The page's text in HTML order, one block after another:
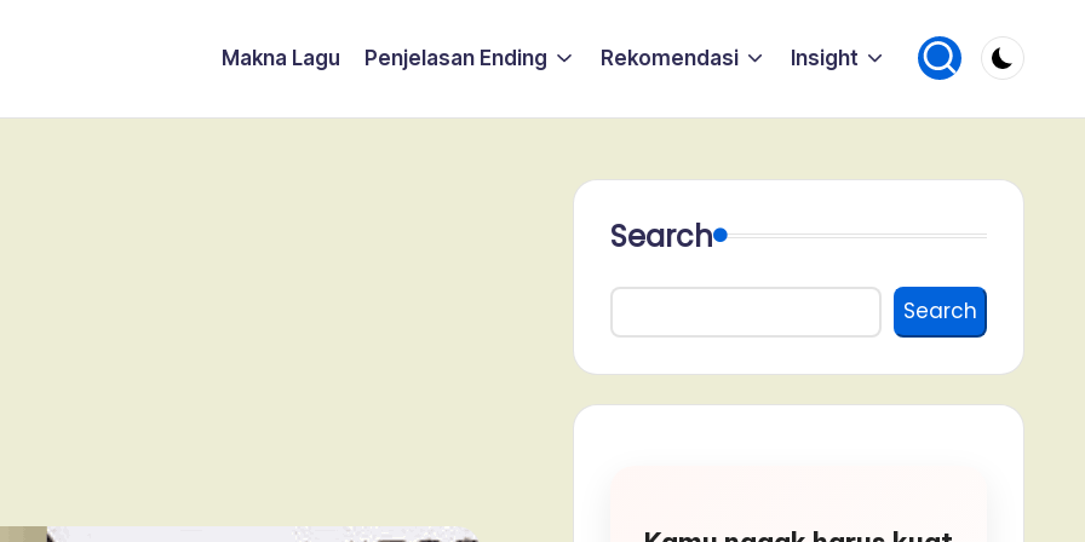
Makna Lagu Penjelasan Ending Rekomendasi Insight
Search
Search